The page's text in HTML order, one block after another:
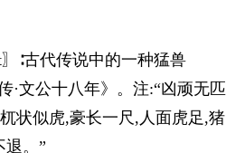
〗∶古代传说中的一种猛兽
文公十八年》。注:“凶顽无匹
状似虎,豪长一尺,人面虎足,猪
退。”